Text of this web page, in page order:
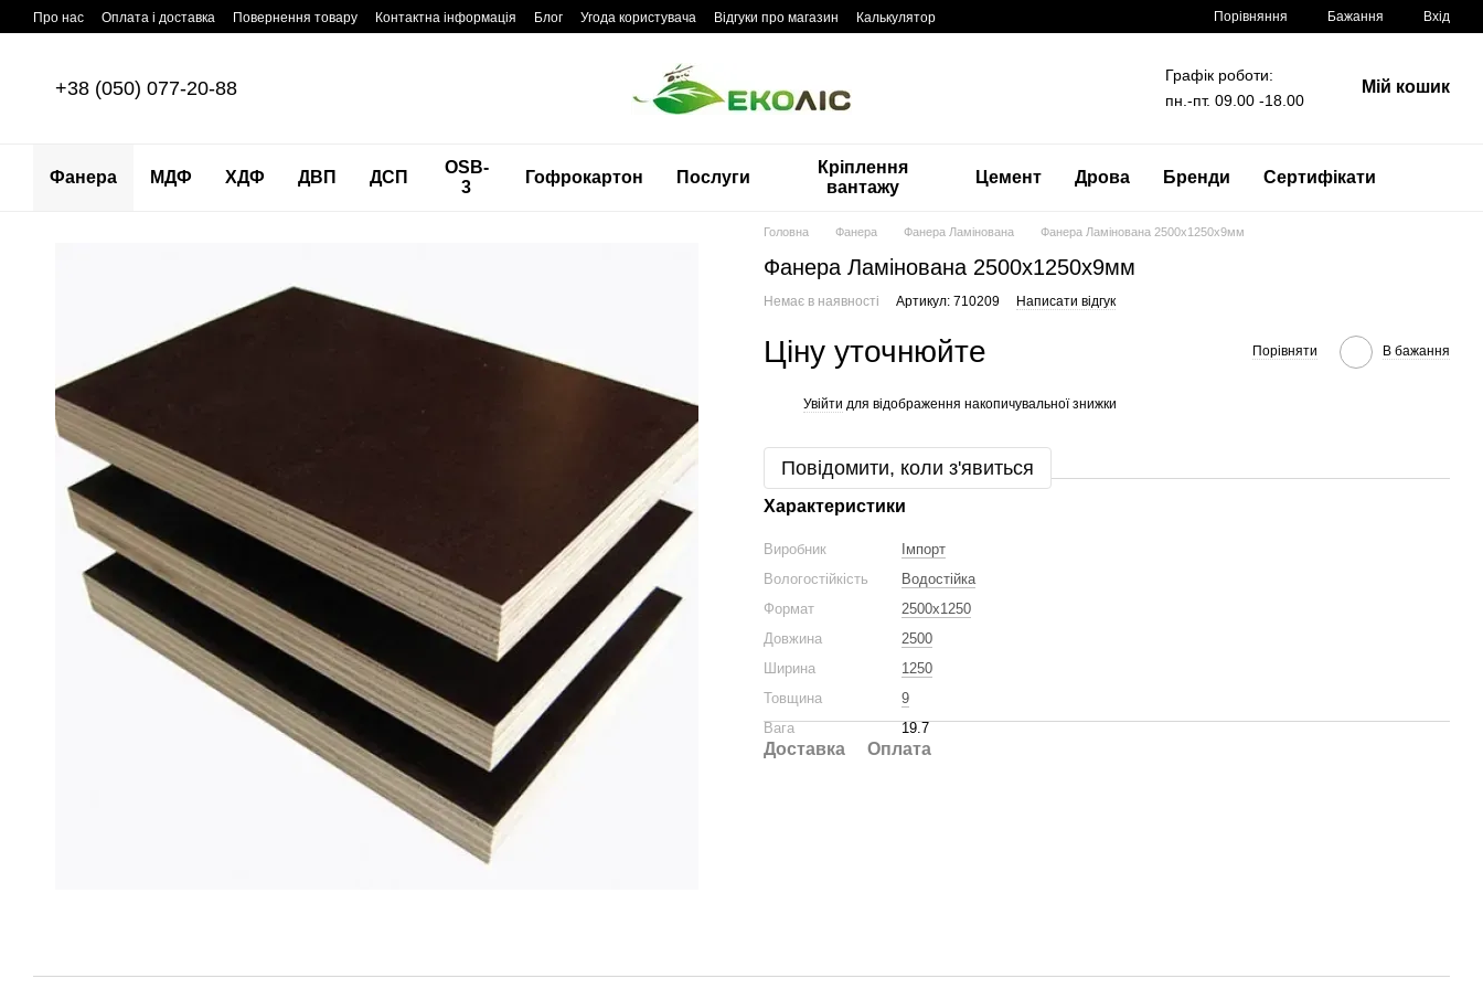
Перейти до основного контенту
Про нас Оплата і доставка Повернення товару Контактна інформація Блог Угода користувача Відгуки про магазин Калькулятор Порівняння Бажання Вхід
+38 (050) 077-20-88
Графік роботи:
пн.-пт. 09.00 -18.00
Мій кошик
Фанера МДФ ХДФ ДВП ДСП
OSB-
3
Гофрокартон Послуги
Кріплення
вантажу
Цемент Дрова Бренди Сертифікати
Головна Фанера Фанера Ламінована Фанера Ламінована 2500x1250x9мм
Фанера Ламінована 2500x1250x9мм
Немає в наявності Артикул: 710209 Написати відгук
Ціну уточнюйте Порівняти В бажання
Увійти для відображення накопичувальної знижки
Повідомити, коли з'явиться
Характеристики
Виробник
Імпорт
Вологостійкість
Водостійка
Формат
2500x1250
Довжина
2500
Ширина
1250
Товщина
9
Вага
19.7
Доставка Оплата